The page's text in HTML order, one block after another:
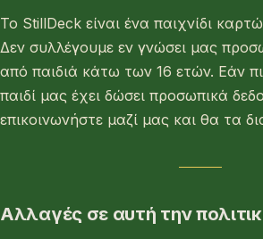
Το StillDeck είναι ένα παιχνίδι
Δεν συλλέγουμε εν γνώσει μας
από παιδιά κάτω των 16 ετών. Εάν
παιδί μας έχει δώσει προσωπικά
επικοινωνήστε μαζί μας και θα τα
Αλλαγές σε αυτή την